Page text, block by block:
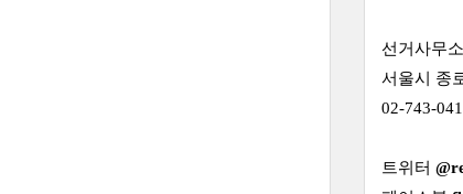
선거사무소
서울시 종
02-743-
트위터